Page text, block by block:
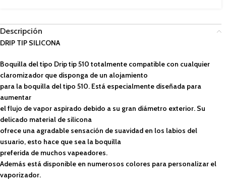
Descripción
DRIP TIP SILICONA
Boquilla del tipo Drip tip 510 totalmente compatible con cualquier
claromizador que disponga de un alojamiento
para la boquilla del tipo 510. Está especialmente diseñada para
aumentar
el flujo de vapor aspirado debido a su gran diámetro exterior. Su
delicado material de silicona
ofrece una agradable sensación de suavidad en los labios del
usuario, esto hace que sea la boquilla
preferida de muchos vapeadores.
Además está disponible en numerosos colores para personalizar el
vaporizador.